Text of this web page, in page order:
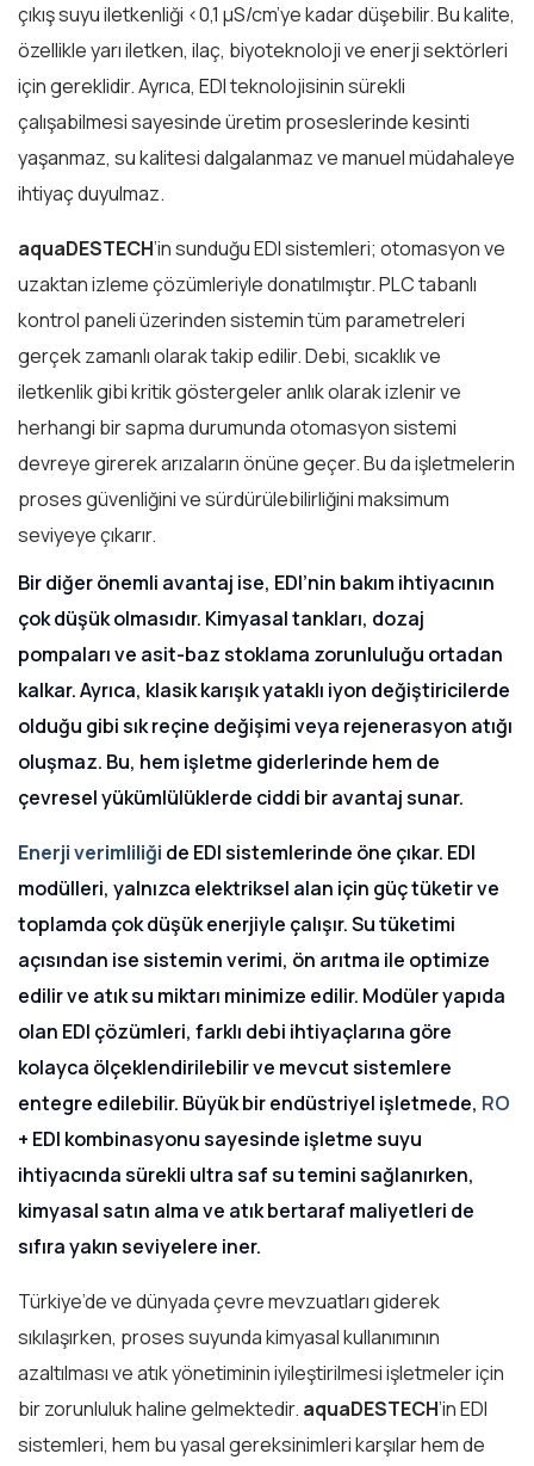
çıkış suyu iletkenliği <0,1 µS/cm’ye kadar düşebilir. Bu kalite,
özellikle yarı iletken, ilaç, biyoteknoloji ve enerji sektörleri
için gereklidir. Ayrıca, EDI teknolojisinin sürekli
çalışabilmesi sayesinde üretim proseslerinde kesinti
yaşanmaz, su kalitesi dalgalanmaz ve manuel müdahaleye
ihtiyaç duyulmaz.
aquaDESTECH’in sunduğu EDI sistemleri; otomasyon ve
uzaktan izleme çözümleriyle donatılmıştır. PLC tabanlı
kontrol paneli üzerinden sistemin tüm parametreleri
gerçek zamanlı olarak takip edilir. Debi, sıcaklık ve
iletkenlik gibi kritik göstergeler anlık olarak izlenir ve
herhangi bir sapma durumunda otomasyon sistemi
devreye girerek arızaların önüne geçer. Bu da işletmelerin
proses güvenliğini ve sürdürülebilirliğini maksimum
seviyeye çıkarır.
Bir diğer önemli avantaj ise, EDI’nin bakım ihtiyacının
çok düşük olmasıdır. Kimyasal tankları, dozaj
pompaları ve asit-baz stoklama zorunluluğu ortadan
kalkar. Ayrıca, klasik karışık yataklı iyon değiştiricilerde
olduğu gibi sık reçine değişimi veya rejenerasyon atığı
oluşmaz. Bu, hem işletme giderlerinde hem de
çevresel yükümlülüklerde ciddi bir avantaj sunar.
Enerji verimliliği de EDI sistemlerinde öne çıkar. EDI
modülleri, yalnızca elektriksel alan için güç tüketir ve
toplamda çok düşük enerjiyle çalışır. Su tüketimi
açısından ise sistemin verimi, ön arıtma ile optimize
edilir ve atık su miktarı minimize edilir. Modüler yapıda
olan EDI çözümleri, farklı debi ihtiyaçlarına göre
kolayca ölçeklendirilebilir ve mevcut sistemlere
entegre edilebilir. Büyük bir endüstriyel işletmede, RO
+ EDI kombinasyonu sayesinde işletme suyu
ihtiyacında sürekli ultra saf su temini sağlanırken,
kimyasal satın alma ve atık bertaraf maliyetleri de
sıfıra yakın seviyelere iner.
Türkiye’de ve dünyada çevre mevzuatları giderek
sıkılaşırken, proses suyunda kimyasal kullanımının
azaltılması ve atık yönetiminin iyileştirilmesi işletmeler için
bir zorunluluk haline gelmektedir. aquaDESTECH’in EDI
sistemleri, hem bu yasal gereksinimleri karşılar hem de